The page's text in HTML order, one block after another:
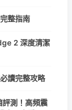
整指南
2 深度清潔
讀完整攻略
測！高頻震